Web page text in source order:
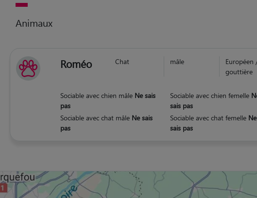
Animaux
Roméo Chat mâle
Européen
gouttière
Sociable avec chien mâle Ne sais
pas
Sociable avec chien femelle
sais pas
Sociable avec chat mâle Ne sais
pas
Sociable avec chat femelle Ne
sais pas